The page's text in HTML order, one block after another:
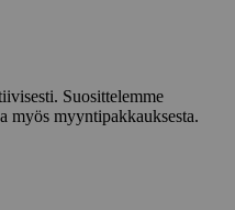
Suosittelemme
myös myyntipakkauksesta.